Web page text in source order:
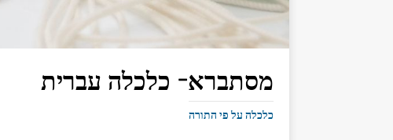
מסתברא- כלכלה עברית
כלכלה על פי התורה